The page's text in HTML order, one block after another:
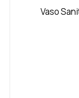
Vaso